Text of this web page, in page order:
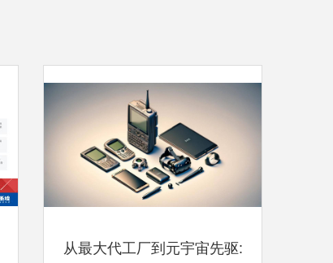
从最大代工厂到元宇宙先驱: